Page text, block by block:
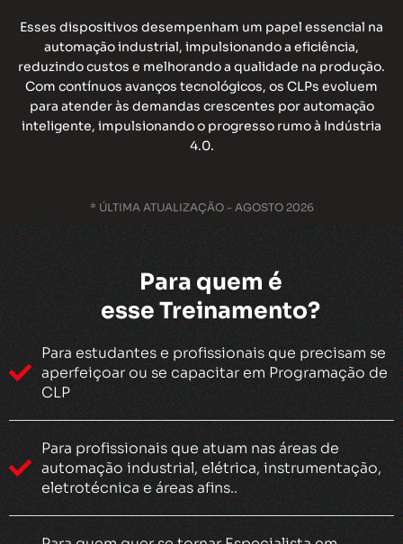
Esses dispositivos desempenham um papel essencial na
automação industrial, impulsionando a eficiência,
reduzindo custos e melhorando a qualidade na produção.
Com contínuos avanços tecnológicos, os CLPs evoluem
para atender às demandas crescentes por automação
inteligente, impulsionando o progresso rumo à Indústria
4.0.
* ÚLTIMA ATUALIZAÇÃO - AGOSTO 2026
Para quem é
esse Treinamento?
Para estudantes e profissionais que precisam se
aperfeiçoar ou se capacitar em Programação de
CLP
Para profissionais que atuam nas áreas de
automação industrial, elétrica, instrumentação,
eletrotécnica e áreas afins..